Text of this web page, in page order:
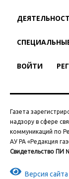
ВОЙТИ
Газета
надзору в сфере
коммуникаций по
АУ РА «Редакция
Свидетельство ПИ
Версия